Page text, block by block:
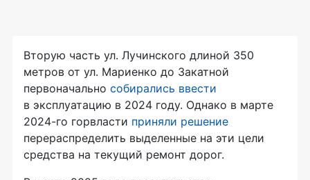
Вторую часть ул. Лучинского длиной 350
метров от ул. Мариенко до Закатной
первоначально собирались ввести
в эксплуатацию в 2024 году. Однако в марте
2024-го горвласти приняли решение
перераспределить выделенные на эти цели
средства на текущий ремонт дорог.